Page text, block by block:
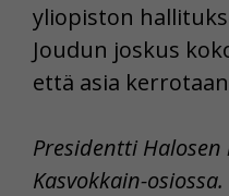
yliopiston
Joudun joskus
että asia
Presidentti
Kasvokkain-osiossa.